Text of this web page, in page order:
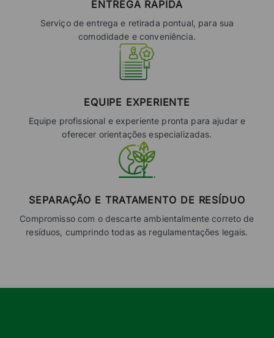
ENTREGA RÁPIDA
Serviço de entrega e retirada pontual, para sua
comodidade e conveniência.
EQUIPE EXPERIENTE
Equipe profissional e experiente pronta para ajudar e
oferecer orientações especializadas.
SEPARAÇÃO E TRATAMENTO DE RESÍDUO
Compromisso com o descarte ambientalmente correto de
resíduos, cumprindo todas as regulamentações legais.